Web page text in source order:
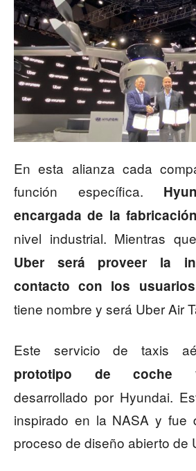
En esta alianza cada
función específica.
encargada de la
nivel industrial. Mientras que
Uber será proveer la
contacto con los usuarios
tiene nombre y será Uber Air
Este servicio de taxis
prototipo de coche
desarrollado por Hyundai.
inspirado en la NASA y fue
proceso de diseño abierto de